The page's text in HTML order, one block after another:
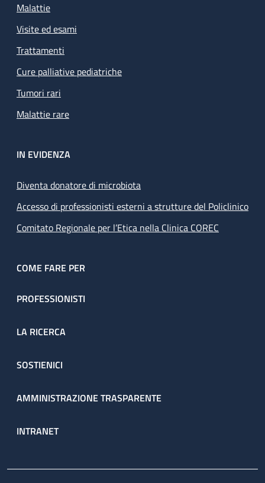
Malattie
Visite ed esami
Trattamenti
Cure palliative pediatriche
Tumori rari
Malattie rare
IN EVIDENZA
Diventa donatore di microbiota
Accesso di professionisti esterni a strutture del Policlinico
Comitato Regionale per l’Etica nella Clinica COREC
COME FARE PER
PROFESSIONISTI
LA RICERCA
SOSTIENICI
AMMINISTRAZIONE TRASPARENTE
INTRANET